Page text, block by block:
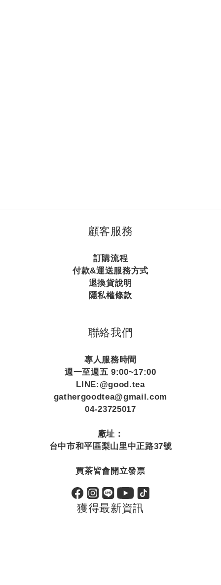
顧客服務
訂購流程
付款&運送服務方式
退換貨說明
隱私權條款
聯絡我們
專人服務時間
週一至週五 9:00~17:00
LINE:@good.tea
gathergoodtea@gmail.com
04-23725017
廠址：
台中市和平區梨山里中正路37號
買茶皆會開立發票
獲得最新資訊